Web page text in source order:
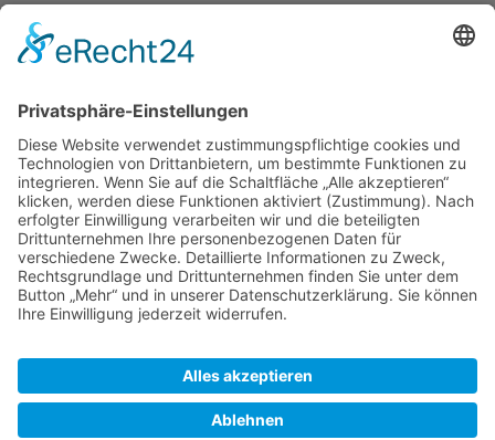
Die Zentrale der Behörde liegt im
Häfen und Liegeplätze
Zuletzt bearbeitet vor 4 MonatenvonPeter
Autoren:Alphafisch,Legolas13,Migration,Peter,